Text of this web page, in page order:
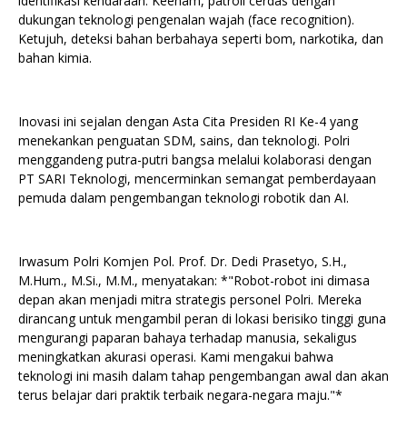
dukungan teknologi pengenalan wajah (face recognition).
Ketujuh, deteksi bahan berbahaya seperti bom, narkotika, dan
bahan kimia.
Inovasi ini sejalan dengan Asta Cita Presiden RI Ke-4 yang
menekankan penguatan SDM, sains, dan teknologi. Polri
menggandeng putra-putri bangsa melalui kolaborasi dengan
PT SARI Teknologi, mencerminkan semangat pemberdayaan
pemuda dalam pengembangan teknologi robotik dan AI.
Irwasum Polri Komjen Pol. Prof. Dr. Dedi Prasetyo, S.H.,
M.Hum., M.Si., M.M., menyatakan: *"Robot-robot ini dimasa
depan akan menjadi mitra strategis personel Polri. Mereka
dirancang untuk mengambil peran di lokasi berisiko tinggi guna
mengurangi paparan bahaya terhadap manusia, sekaligus
meningkatkan akurasi operasi. Kami mengakui bahwa
teknologi ini masih dalam tahap pengembangan awal dan akan
terus belajar dari praktik terbaik negara-negara maju."*